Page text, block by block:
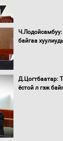
Монгол Улс
төлөвлөгөө”-
16 төрлийн
байгаа
Д.Цогтбаатар:
ёстой л гэж